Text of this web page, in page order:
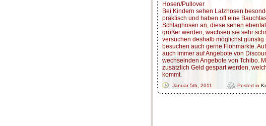
Hosen/Pullover
Bei Kindern sehen Latzhosen
praktisch und haben oft eine
Schlaghosen an, diese sehen
größer werden, wachsen sie sehr
versuchen deshalb möglichst
besuchen auch gerne Flohmärkte.
auch immer auf Angebote von
wechselnden Angebote von Tchibo.
zusätzlich Geld gespart werden,
kommt.
Januar 5th, 2011 Posted in